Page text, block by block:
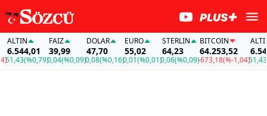
(%0,79)
FAİZ
39,99
0,04(%0,09)
DOLAR
47,70
0,08(%0,16)
EURO
55,02
0,01(%0,01)
STERLIN
64,23
0,06(%0,09)
BITCOIN
64.253,52
-673,18(%-1,04)
ALTIN
51,43